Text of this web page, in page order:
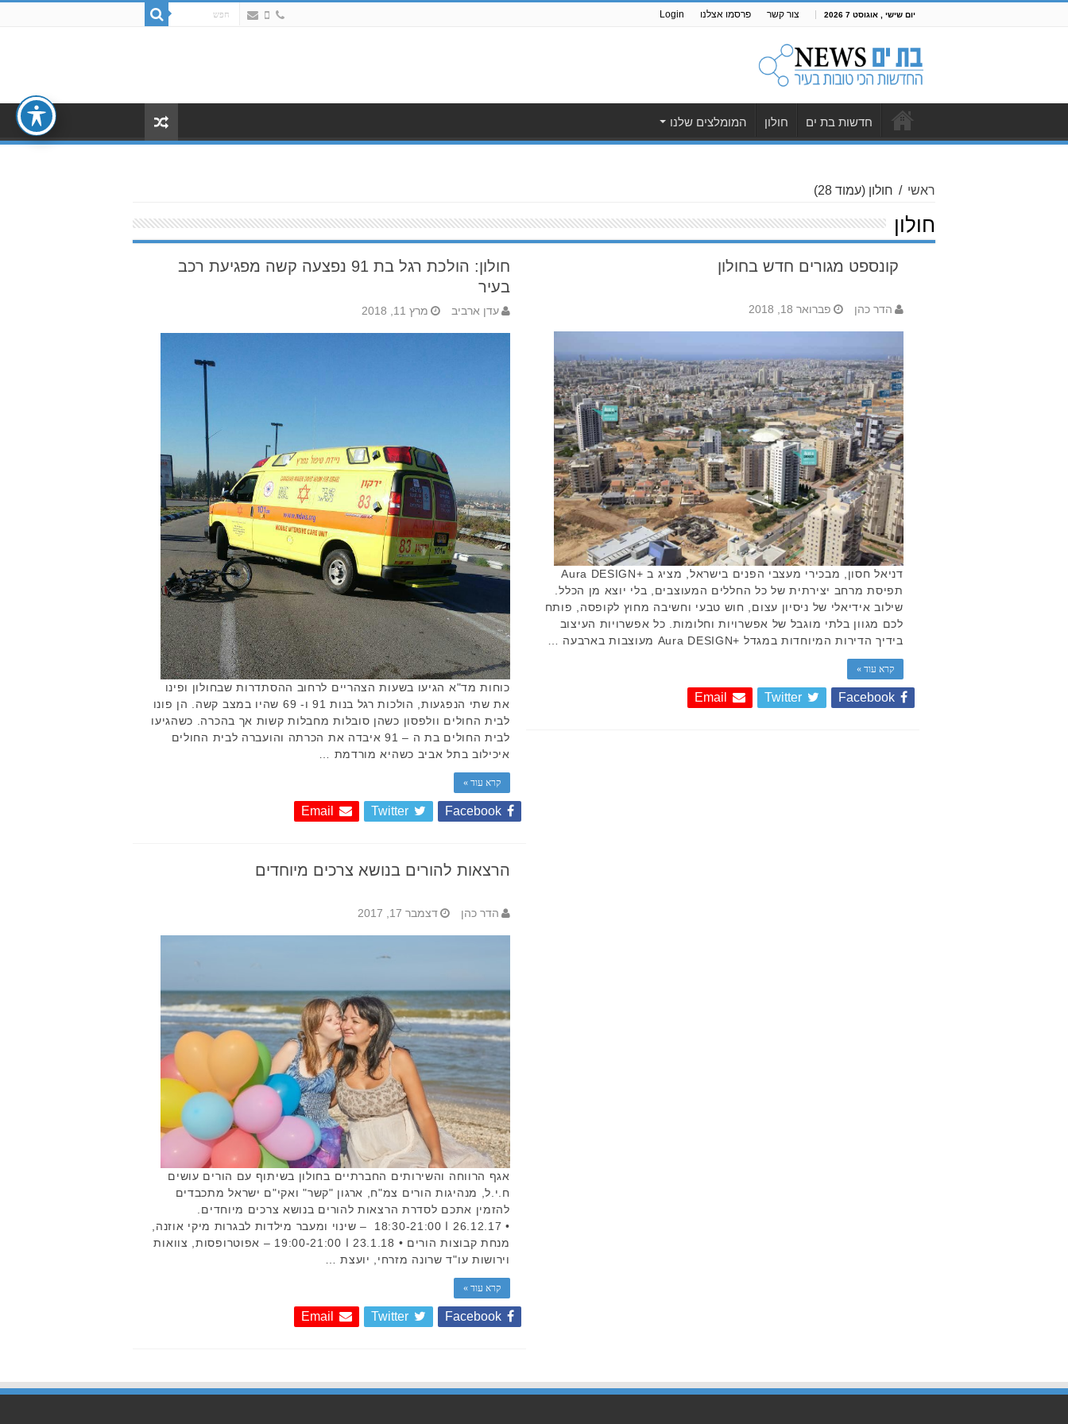
יום שישי , אוגוסט 7 2026 צור קשר פרסמו אצלנו Login
חדשות בת ים חולון המומלצים שלנו
ראשי / חולון (עמוד 28)
חולון
חולון: הולכת רגל בת 91 נפצעה קשה מפגיעת רכב
בעיר
עדן ארביב מרץ 11, 2018
כוחות מד"א הגיעו בשעות הצהריים לרחוב ההסתדרות שבחולון ופינו
את שתי הנפגעות, הולכות רגל בנות 91 ו- 69 שהיו במצב קשה. הן פונו
לבית החולים וולפסון כשהן סובלות מחבלות קשות אך בהכרה. כשהגיעו
לבית החולים בת ה – 91 איבדה את הכרתה והועברה לבית החולים
איכילוב בתל אביב כשהיא מורדמת …
קרא עוד »
Facebook
Twitter
Email
קונספט מגורים חדש בחולון
הדר כהן פברואר 18, 2018
דניאל חסון, מבכירי מעצבי הפנים בישראל, מציג ב +Aura DESIGN
תפיסת מרחב יצירתית של כל החללים המעוצבים, בלי יוצא מן הכלל.
שילוב אידיאלי של ניסיון עצום, חוש טבעי וחשיבה מחוץ לקופסה, פותח
לכם מגוון בלתי מוגבל של אפשרויות וחלומות. כל אפשרויות העיצוב
בידיך הדירות המיוחדות במגדל +Aura DESIGN מעוצבות בארבעה …
קרא עוד »
Facebook
Twitter
Email
הרצאות להורים בנושא צרכים מיוחדים
הדר כהן דצמבר 17, 2017
אגף הרווחה והשירותים החברתיים בחולון בשיתוף עם הורים עושים
ח.י.ל, מנהיגות הורים צמ"ח, ארגון "קשר" ואקי"ם ישראל מתכבדים
להזמין אתכם לסדרת הרצאות להורים בנושא צרכים מיוחדים.
• 26.12.17 ﺍ 21:00-18:30 – שינוי ומעבר מילדות לבגרות מיקי אוזנה,
מנחת קבוצות הורים • 23.1.18 ﺍ 21:00-19:00 – אפוטרופסות, צוואות
וירושות עו"ד שרונה מזרחי, יועצת …
קרא עוד »
Facebook
Twitter
Email
First